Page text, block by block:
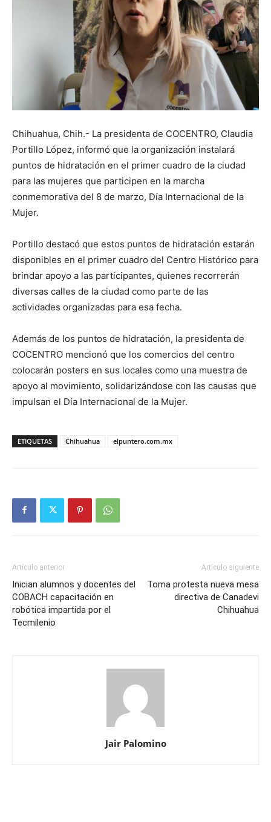
Chihuahua, Chih.- La presidenta de COCENTRO, Claudia
Portillo López, informó que la organización instalará
puntos de hidratación en el primer cuadro de la ciudad
para las mujeres que participen en la marcha
conmemorativa del 8 de marzo, Día Internacional de la
Mujer.
Portillo destacó que estos puntos de hidratación estarán
disponibles en el primer cuadro del Centro Histórico para
brindar apoyo a las participantes, quienes recorrerán
diversas calles de la ciudad como parte de las
actividades organizadas para esa fecha.
Además de los puntos de hidratación, la presidenta de
COCENTRO mencionó que los comercios del centro
colocarán posters en sus locales como una muestra de
apoyo al movimiento, solidarizándose con las causas que
impulsan el Día Internacional de la Mujer.
ETIQUETAS Chihuahua elpuntero.com.mx
Artículo anterior
Inician alumnos y docentes del
COBACH capacitación en
robótica impartida por el
Tecmilenio
Artículo siguiente
Toma protesta nueva mesa
directiva de Canadevi
Chihuahua
Jair Palomino